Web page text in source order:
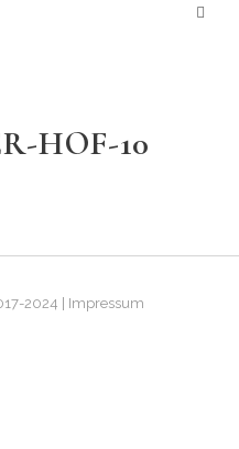
HOF-10
2024 | Impressum